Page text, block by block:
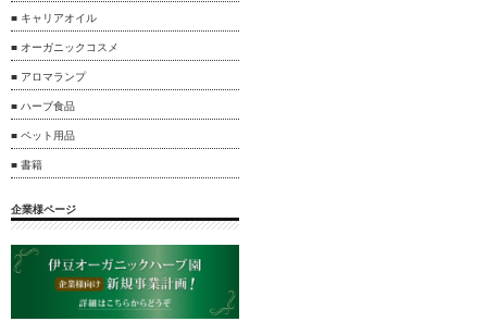
■ キャリアオイル
■ オーガニックコスメ
■ アロマランプ
■ ハーブ食品
■ ペット用品
■ 書籍
企業様ページ